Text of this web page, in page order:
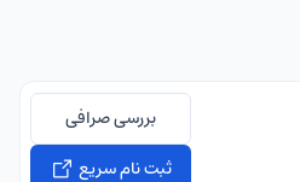
بررسی صرافی
ثبت نام سریع